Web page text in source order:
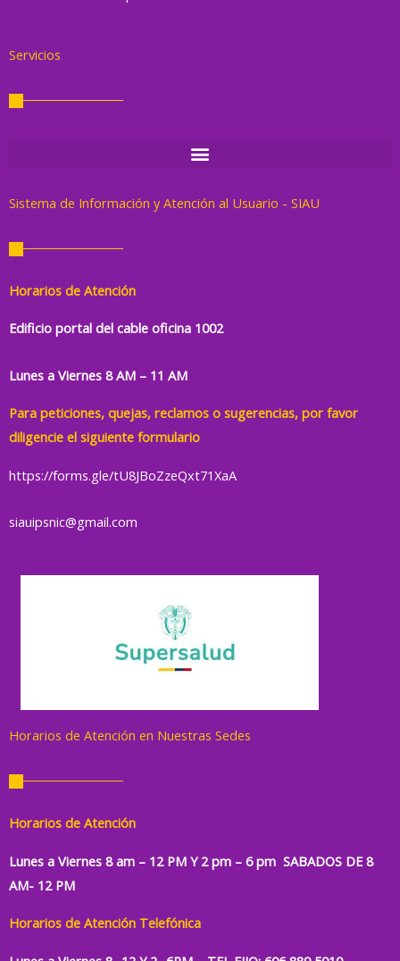
Servicios
Sistema de Información y Atención al Usuario - SIAU
Horarios de Atención
Edificio portal del cable oficina 1002
Lunes a Viernes 8 AM – 11 AM
Para peticiones, quejas, reclamos o sugerencias, por favor
diligencie el siguiente formulario
https://forms.gle/tU8JBoZzeQxt71XaA
siauipsnic@gmail.com
Horarios de Atención en Nuestras Sedes
Horarios de Atención
Lunes a Viernes 8 am – 12 PM Y 2 pm – 6 pm SABADOS DE 8
AM- 12 PM
Horarios de Atención Telefónica